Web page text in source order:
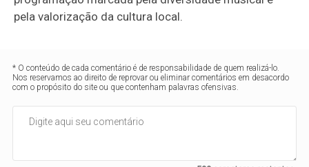
pela valorização da cultura local.
* O conteúdo de cada comentário é de responsabilidade de quem realizá-lo.
Nos reservamos ao direito de reprovar ou eliminar comentários em desacordo
com o propósito do site ou que contenham palavras ofensivas.